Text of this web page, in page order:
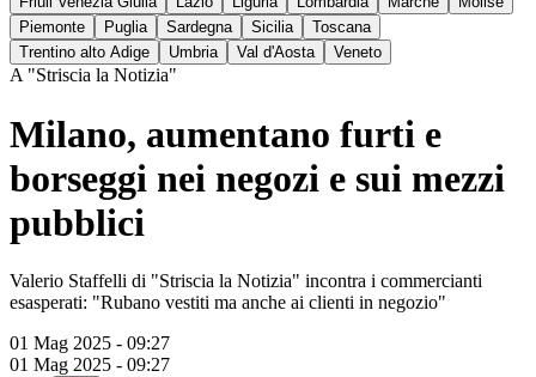
Piemonte
Puglia Sardegna Sicilia
Toscana
Trentino alto Adige
Umbria Val d'Aosta Veneto
A "Striscia la Notizia"
Milano, aumentano furti e
borseggi nei negozi e sui mezzi
pubblici
Valerio Staffelli di "Striscia la Notizia" incontra i commercianti
esasperati: "Rubano vestiti ma anche ai clienti in negozio"
01 Mag 2025 - 09:27
01 Mag 2025 - 09:27